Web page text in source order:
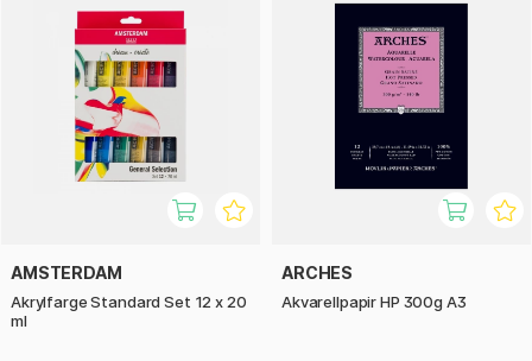
AMSTERDAM
Akrylfarge Standard Set 12 x 20
ml
ARCHES
Akvarellpapir HP 300g A3